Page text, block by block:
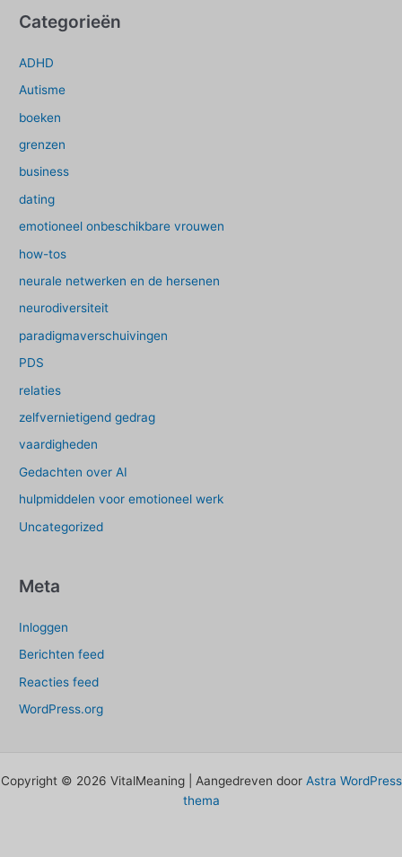
Categorieën
ADHD
Autisme
boeken
grenzen
business
dating
emotioneel onbeschikbare vrouwen
how-tos
neurale netwerken en de hersenen
neurodiversiteit
paradigmaverschuivingen
PDS
relaties
zelfvernietigend gedrag
vaardigheden
Gedachten over AI
hulpmiddelen voor emotioneel werk
Uncategorized
Meta
Inloggen
Berichten feed
Reacties feed
WordPress.org
Copyright © 2026 VitalMeaning | Aangedreven door Astra WordPress
thema